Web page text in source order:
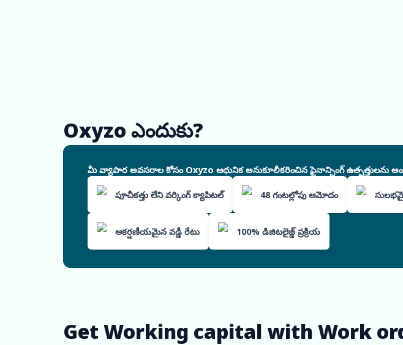
Oxyzo ఎందుకు?
మీ వ్యాపార అవసరాల కోసం Oxyzo ఆధునిక అనుకూలీకరించిన ఫైనాన్సింగ్ ఉత్పత్తులను
పూచీకత్తు లేని వర్కింగ్ క్యాపిటల్ 48 గంటల్లోపు ఆమోదం
ఆకర్షణీయమైన వడ్డీ రేటు 100% డిజిటలైజ్డ్ ప్రక్రియ
Get Working capital with Work